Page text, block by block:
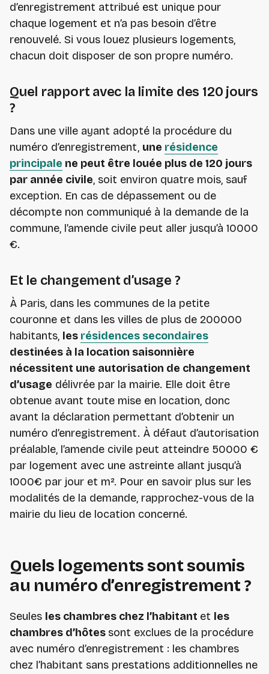
d’enregistrement attribué est unique pour
chaque logement et n’a pas besoin d’être
renouvelé. Si vous louez plusieurs logements,
chacun doit disposer de son propre numéro.
Quel rapport avec la limite des 120 jours
?
Dans une ville ayant adopté la procédure du
numéro d’enregistrement, une résidence
principale ne peut être louée plus de 120 jours
par année civile, soit environ quatre mois, sauf
exception. En cas de dépassement ou de
décompte non communiqué à la demande de la
commune, l’amende civile peut aller jusqu’à 10000
€.
Et le changement d’usage ?
À Paris, dans les communes de la petite
couronne et dans les villes de plus de 200000
habitants, les résidences secondaires
destinées à la location saisonnière
nécessitent une autorisation de changement
d’usage délivrée par la mairie. Elle doit être
obtenue avant toute mise en location, donc
avant la déclaration permettant d’obtenir un
numéro d’enregistrement. À défaut d’autorisation
préalable, l’amende civile peut atteindre 50000 €
par logement avec une astreinte allant jusqu’à
1000€ par jour et m². Pour en savoir plus sur les
modalités de la demande, rapprochez-vous de la
mairie du lieu de location concerné.
Quels logements sont soumis
au numéro d’enregistrement ?
Seules les chambres chez l’habitant et les
chambres d’hôtes sont exclues de la procédure
avec numéro d’enregistrement : les chambres
chez l’habitant sans prestations additionnelles ne